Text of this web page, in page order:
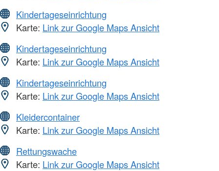
Kindertageseinrichtung
Karte: Link zur Google Maps Ansicht
Kindertageseinrichtung
Karte: Link zur Google Maps Ansicht
Kindertageseinrichtung
Karte: Link zur Google Maps Ansicht
Kleidercontainer
Karte: Link zur Google Maps Ansicht
Rettungswache
Karte: Link zur Google Maps Ansicht